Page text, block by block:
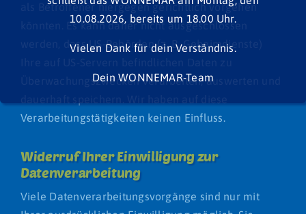
als Betroffener hiergegen gerichtlich vorgehen
könnten. Es kann daher nicht ausgeschlossen
werden, dass US-Behörden (z. B. Geheimdienste)
Überwachungszwecken verarbeiten, auswerten und
Verarbeitungstätigkeiten keinen Einfluss.
Widerruf Ihrer Einwilligung zur
Datenverarbeitung
Viele Datenverarbeitungsvorgänge sind nur mit
10.08.2026, bereits um 18.00 Uhr.
Vielen Dank für dein Verständnis.
Dein WONNEMAR-Team